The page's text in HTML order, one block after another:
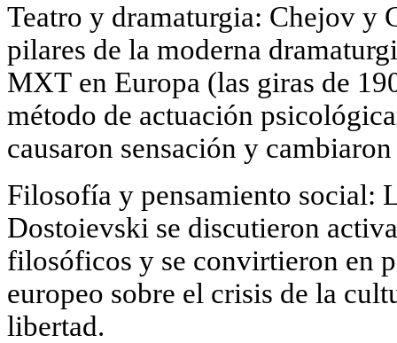
Teatro y dramaturgia: Chejov y
pilares de la moderna
MХТ en Europa (las giras de
método de actuación
causaron sensación y
Filosofía y pensamiento social:
Dostoievski se discutieron
filosóficos y se convirtieron en
europeo sobre el crisis de la
libertad.